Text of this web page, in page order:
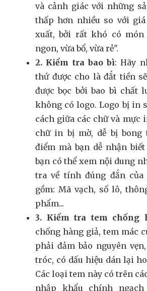
và cảnh giác với những
thấp hơn nhiều so với giá
xuất, bởi rất khó có món
ngon, vừa bổ, vừa rẻ".
2. Kiểm tra bao bì: Hãy
thứ được cho là đắt tiền
được bọc bởi bao bì chất
không có logo. Logo bị in
cách giữa các chữ và mực
chữ in bị mờ, dễ bị bong
điểm mà bạn dễ nhận
bạn có thể xem nội dung
tra về tính đúng đắn của
gồm: Mã vạch, số lô,
phẩm...
3. Kiểm tra tem chống
chống hàng giả, tem mác
phải đảm bảo nguyên
tróc, có dấu hiệu dán lại
Các loại tem này có trên
nhập khẩu chính